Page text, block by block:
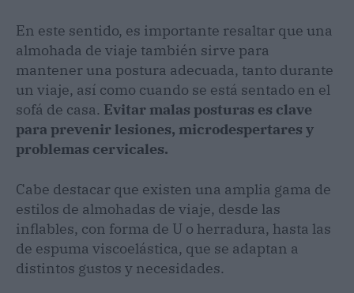
En este sentido, es importante resaltar que una
almohada de viaje también sirve para
mantener una postura adecuada, tanto durante
un viaje, así como cuando se está sentado en el
sofá de casa. Evitar malas posturas es clave
para prevenir lesiones, microdespertares y
problemas cervicales.
Cabe destacar que existen una amplia gama de
estilos de almohadas de viaje, desde las
inflables, con forma de U o herradura, hasta las
de espuma viscoelástica, que se adaptan a
distintos gustos y necesidades.